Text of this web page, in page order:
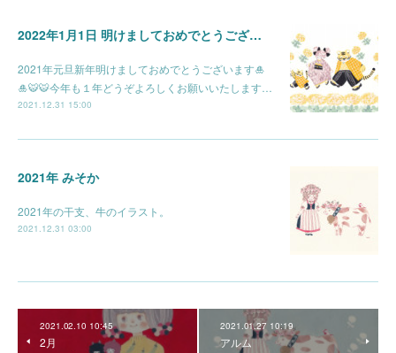
2022年1月1日 明けましておめでとうございます🎍
2021年元旦新年明けましておめでとうございます🎍
🎍🐯🐯今年も１年どうぞよろしくお願いいたします…
2021.12.31 15:00
2021年 みそか
2021年の干支、牛のイラスト。
2021.12.31 03:00
2021.02.10 10:45
2月
2021.01.27 10:19
アルム